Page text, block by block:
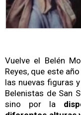
Vuelve el Belén
Reyes, que este
las nuevas figuras
Belenistas de San
sino por la